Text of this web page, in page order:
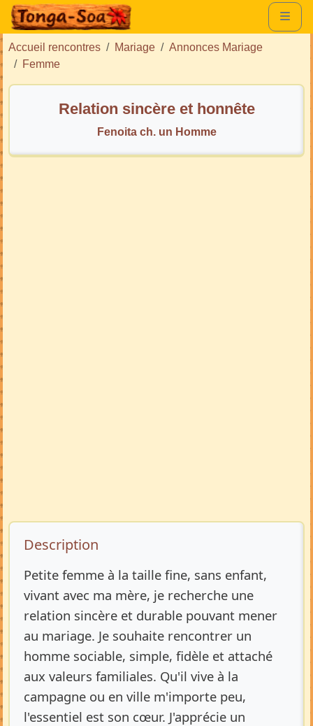
Accueil rencontres Mariage
Annonces Mariage
Femme
Relation sincère et honnête
Fenoita ch. un Homme
Description de l’annonce
Description
Petite femme à la taille fine, sans enfant,
vivant avec ma mère, je recherche une
relation sincère et durable pouvant mener
au mariage. Je souhaite rencontrer un
homme sociable, simple, fidèle et attaché
aux valeurs familiales. Qu'il vive à la
campagne ou en ville m'importe peu,
l'essentiel est son cœur. J'apprécie un